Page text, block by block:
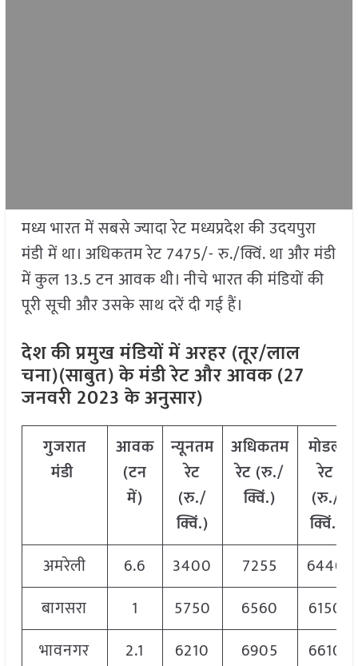
मध्य भारत में सबसे ज्यादा रेट मध्यप्रदेश की उदयपुरा
मंडी में था। अधिकतम रेट 7475/- रु./क्विं. था और मंडी
में कुल 13.5 टन आवक थी। नीचे भारत की मंडियों की
पूरी सूची और उसके साथ दरें दी गई हैं।
देश की प्रमुख मंडियों में अरहर (तूर/लाल
चना)(साबुत) के मंडी रेट और आवक (27
जनवरी 2023 के अनुसार)
गुजरात
मंडी
आवक
(टन
में)
न्यूनतम
रेट
(रु./
क्विं.)
अधिकतम
रेट (रु./
क्विं.)
मोडल
रेट
(रु./
क्विं.)
अमरेली
6.6 3400 7255
6440
बागसरा
1 5750 6560
6150
भावनगर
2.1 6210 6905
6610